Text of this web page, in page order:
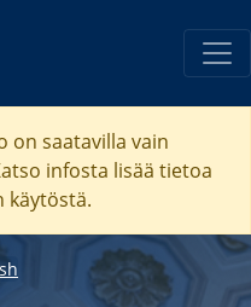
on saatavilla vain
infosta lisää tietoa
käytöstä.